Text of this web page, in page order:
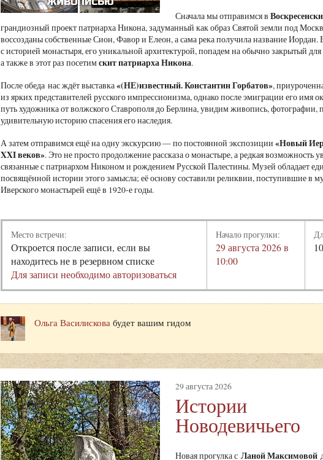
Сначала мы отправимся в
грандиозный проект патриарха Никона, задуманный как образ Святой земли под
воссозданы собственные Сион, Фавор и Елеон, а сама река получила название
с историей монастыря, его уникальной архитектурой, попадем на обычно закрытый для
а также в этот раз посетимскит патриарха Никона.
После обеда нас ждёт выставка«(НЕ)известный. Константин Горбатов»,
из ярких представителей русского импрессионизма, однако после эмиграции его имя
путь художника от волжского Ставрополя до Берлина, увидим живопись, фотографии,
удивительную историю спасения его наследия.
А затем отправимся ещё на одну экскурсию — по постоянной экспозиции «Новый
XXI веков». Это не просто продолжение рассказа о монастыре, а редкая возможность
связанные с патриархом Никоном и рождением Русской Палестины. Музей обладает
посвящённой истории этого замысла; её основу составили реликвии, поступившие в
Иверского монастырей ещё в 1920-е годы.
Место встречи:
Откроется после записи, если вы
находитесь не в резервном списке
Для записи необходимо авторизоваться
Начало прогулки:
29 августа 2026 в
10:00
Ольга Василискова будет вашим гидом
29 августа 2026
Истории
Новодевичьего
Новая прогулка с Ланой Максимовой